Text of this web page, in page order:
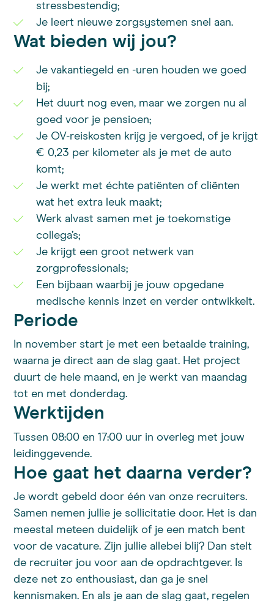
stressbestendig;
Je leert nieuwe zorgsystemen snel aan.
Wat bieden wij jou?
Je vakantiegeld en -uren houden we goed
bij;
Het duurt nog even, maar we zorgen nu al
goed voor je pensioen;
Je OV-reiskosten krijg je vergoed, of je krijgt
€ 0,23 per kilometer als je met de auto
komt;
Je werkt met échte patiënten of cliënten
wat het extra leuk maakt;
Werk alvast samen met je toekomstige
collega’s;
Je krijgt een groot netwerk van
zorgprofessionals;
Een bijbaan waarbij je jouw opgedane
medische kennis inzet en verder ontwikkelt.
Periode
In november start je met een betaalde training,
waarna je direct aan de slag gaat. Het project
duurt de hele maand, en je werkt van maandag
tot en met donderdag.
Werktijden
Tussen 08:00 en 17:00 uur in overleg met jouw
leidinggevende.
Hoe gaat het daarna verder?
Je wordt gebeld door één van onze recruiters.
Samen nemen jullie je sollicitatie door. Het is dan
meestal meteen duidelijk of je een match bent
voor de vacature. Zijn jullie allebei blij? Dan stelt
de recruiter jou voor aan de opdrachtgever. Is
deze net zo enthousiast, dan ga je snel
kennismaken. En als je aan de slag gaat, regelen